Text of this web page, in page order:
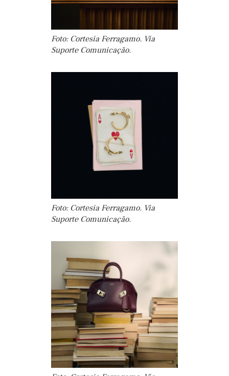
Foto: Cortesia Ferragamo. Via
Suporte Comunicação.
Foto: Cortesia Ferragamo. Via
Suporte Comunicação.